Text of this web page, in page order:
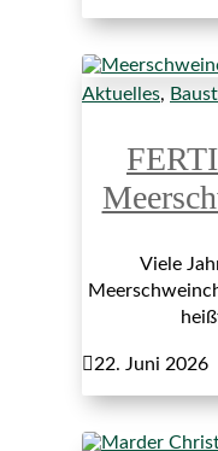
Aktuelles,
Viele
22. Juni 2026